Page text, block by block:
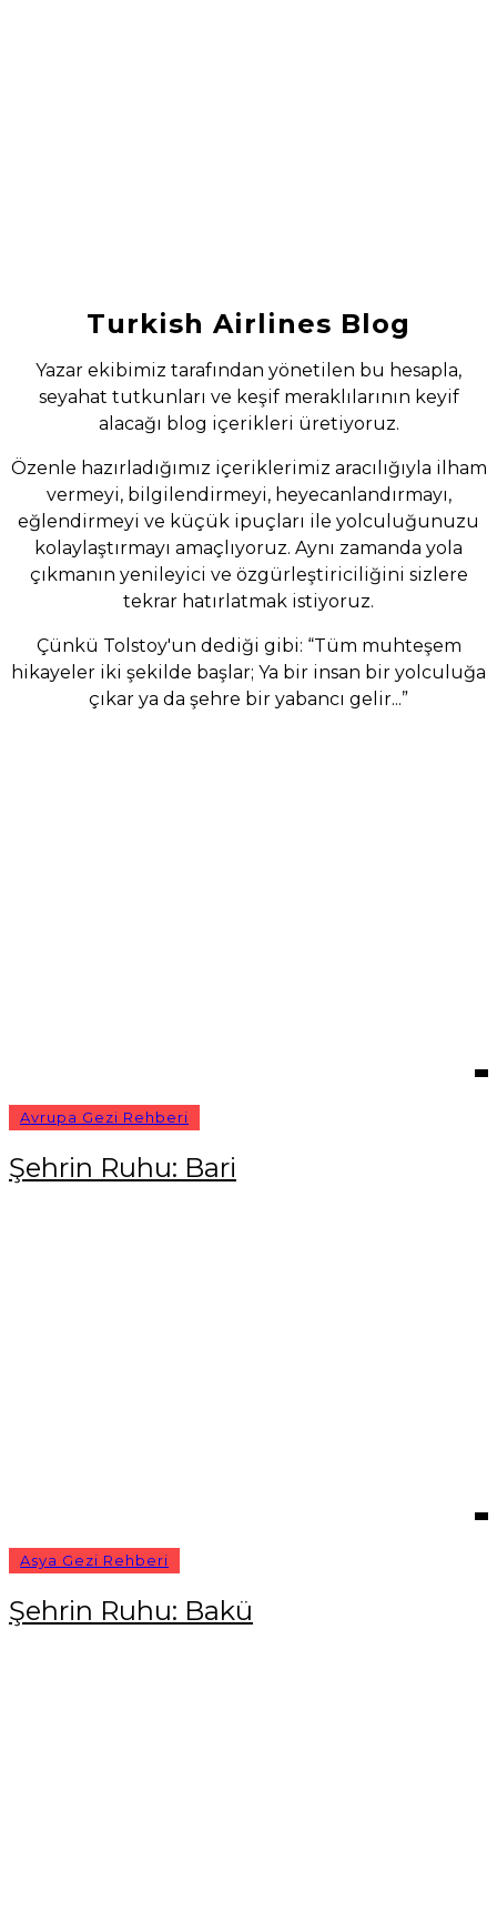
Turkish Airlines Blog
Yazar ekibimiz tarafından yönetilen bu hesapla,
seyahat tutkunları ve keşif meraklılarının keyif
alacağı blog içerikleri üretiyoruz.
Özenle hazırladığımız içeriklerimiz aracılığıyla ilham
vermeyi, bilgilendirmeyi, heyecanlandırmayı,
eğlendirmeyi ve küçük ipuçları ile yolculuğunuzu
kolaylaştırmayı amaçlıyoruz. Aynı zamanda yola
çıkmanın yenileyici ve özgürleştiriciliğini sizlere
tekrar hatırlatmak istiyoruz.
Çünkü Tolstoy'un dediği gibi: “Tüm muhteşem
hikayeler iki şekilde başlar; Ya bir insan bir yolculuğa
çıkar ya da şehre bir yabancı gelir...”
Avrupa Gezi Rehberi
Şehrin Ruhu: Bari
Asya Gezi Rehberi
Şehrin Ruhu: Bakü